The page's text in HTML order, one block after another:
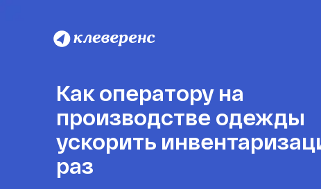
Как оператору на
производстве одежды
ускорить
раз